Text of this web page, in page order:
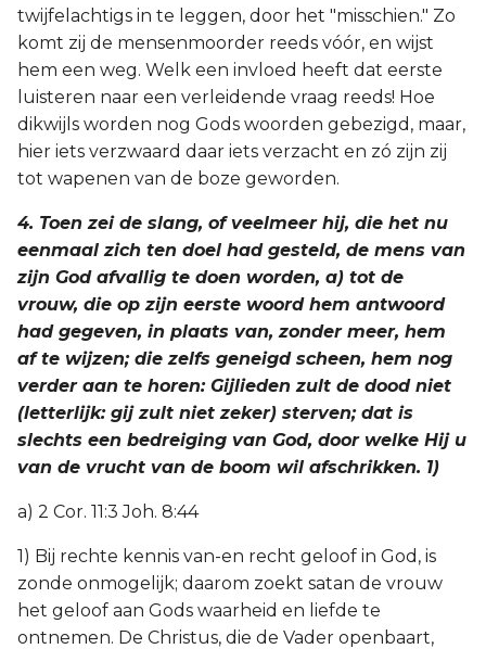
twijfelachtigs in te leggen, door het "misschien." Zo
komt zij de mensenmoorder reeds vóór, en wijst
hem een weg. Welk een invloed heeft dat eerste
luisteren naar een verleidende vraag reeds! Hoe
dikwijls worden nog Gods woorden gebezigd, maar,
hier iets verzwaard daar iets verzacht en zó zijn zij
tot wapenen van de boze geworden.
4. Toen zei de slang, of veelmeer hij, die het nu
eenmaal zich ten doel had gesteld, de mens van
zijn God afvallig te doen worden, a) tot de
vrouw, die op zijn eerste woord hem antwoord
had gegeven, in plaats van, zonder meer, hem
af te wijzen; die zelfs geneigd scheen, hem nog
verder aan te horen: Gijlieden zult de dood niet
(letterlijk: gij zult niet zeker) sterven; dat is
slechts een bedreiging van God, door welke Hij u
van de vrucht van de boom wil afschrikken. 1)
a) 2 Cor. 11:3 Joh. 8:44
1) Bij rechte kennis van-en recht geloof in God, is
zonde onmogelijk; daarom zoekt satan de vrouw
het geloof aan Gods waarheid en liefde te
ontnemen. De Christus, die de Vader openbaart,